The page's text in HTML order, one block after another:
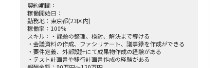
契約期間：
稼働開始日：
勤務地：東京都(23区内)
稼働率：100%
スキル：・課題の整理、検討、解決まで導ける
・会議資料の作成、ファシリテート、議事録を作成ができる
・要件定義、外部設計にて成果物作成の経験がある
・テスト計画書や移行計画書作成の経験がある